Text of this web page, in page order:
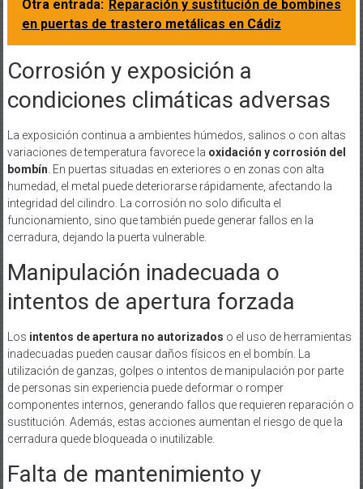
Otra entrada: Reparación y sustitución de bombines
en puertas de trastero metálicas en Cádiz
Corrosión y exposición a
condiciones climáticas adversas
La exposición continua a ambientes húmedos, salinos o con altas
variaciones de temperatura favorece la oxidación y corrosión del
bombín . En puertas situadas en exteriores o en zonas con alta
humedad, el metal puede deteriorarse rápidamente, afectando la
integridad del cilindro. La corrosión no solo dificulta el
funcionamiento, sino que también puede generar fallos en la
cerradura, dejando la puerta vulnerable.
Manipulación inadecuada o
intentos de apertura forzada
Los intentos de apertura no autorizados o el uso de herramientas
inadecuadas pueden causar daños físicos en el bombín. La
utilización de ganzas, golpes o intentos de manipulación por parte
de personas sin experiencia puede deformar o romper
componentes internos, generando fallos que requieren reparación o
sustitución. Además, estas acciones aumentan el riesgo de que la
cerradura quede bloqueada o inutilizable.
Falta de mantenimiento y